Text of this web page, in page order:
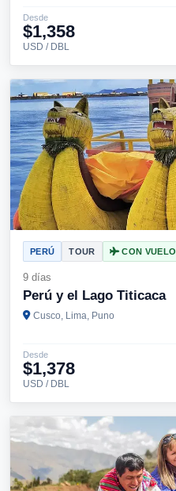
Desde
$1,358
USD / DBL
PERÚ TOUR CON VUELO
9 días
Perú y el Lago Titicaca
Cusco, Lima, Puno
Desde
$1,378
USD / DBL